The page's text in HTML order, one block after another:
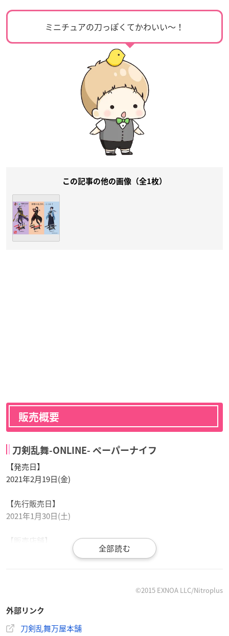
ミニチュアの刀っぽくてかわいい〜！
この記事の他の画像（全1枚）
販売概要
刀剣乱舞-ONLINE- ペーパーナイフ
【発売日】
2021年2月19日(金)
【先行販売日】
2021年1月30日(土)
【販売店舗】
万屋本舗 渋谷パルコ店・心斎橋パルコ店
速報‼
人気ゲーム「刀剣乱舞-ONLINE-」とコラボした『刀剣乱舞-
©2015 EXNOA LLC/Nitroplus
外部リンク
刀剣乱舞万屋本舗